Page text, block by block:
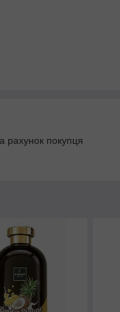
рахунок покупця